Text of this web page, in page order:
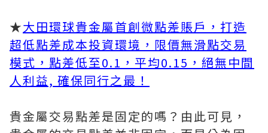
★大田環球貴金屬首創微點差賬戶，打造
超低點差成本投資環境，限價無滑點交易
模式，點差低至0.1，平均0.15，絕無中間
人利益, 確保同行之最！
貴金屬交易點差是固定的嗎？由此可見，